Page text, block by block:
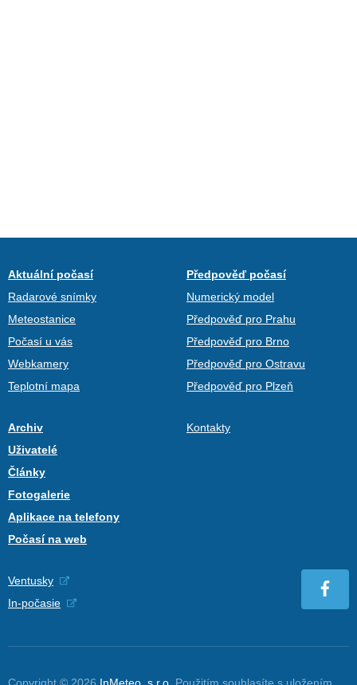
Aktuální počasí
Radarové snímky
Meteostanice
Počasí u vás
Webkamery
Teplotní mapa
Předpověď počasí
Numerický model
Předpověď pro Prahu
Předpověď pro Brno
Předpověď pro Ostravu
Předpověď pro Plzeň
Archiv
Uživatelé
Články
Fotogalerie
Aplikace na telefony
Počasí na web
Kontakty
Ventusky
In-počasie
Copyright © 2026 InMeteo, s.r.o. Použitím souhlasíte s uložením